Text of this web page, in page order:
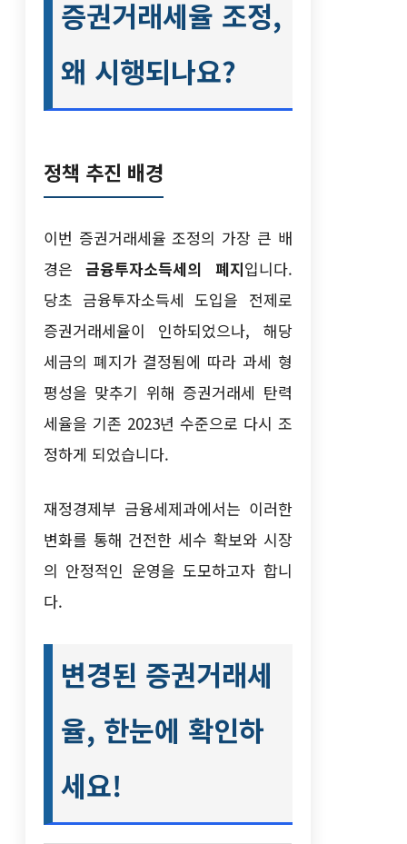
증권거래세율 조정,
왜 시행되나요?
정책 추진 배경
이번 증권거래세율 조정의 가장 큰 배
경은금융투자소득세의 폐지입니다.
당초 금융투자소득세 도입을 전제로
증권거래세율이 인하되었으나, 해당
세금의 폐지가 결정됨에 따라 과세 형
평성을 맞추기 위해 증권거래세 탄력
세율을 기존 2023년 수준으로 다시 조
정하게 되었습니다.
재정경제부 금융세제과에서는 이러한
변화를 통해 건전한 세수 확보와 시장
의 안정적인 운영을 도모하고자 합니
다.
변경된 증권거래세
율, 한눈에 확인하
세요!